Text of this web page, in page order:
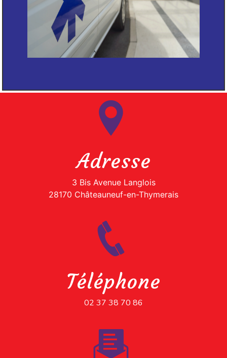
Adresse
3 Bis Avenue Langlois
28170 Châteauneuf-en-Thymerais
Téléphone
02 37 38 70 86